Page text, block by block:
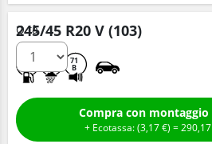
245/45 R20 V (103)
71
B
Q.tà
+ Ecotassa: (3,17€ ) =290,17